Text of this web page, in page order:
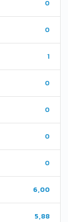
0
0
1
0
0
0
0
6,00
5,88